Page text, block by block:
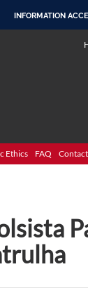
INFORMATION
Ethics FAQ